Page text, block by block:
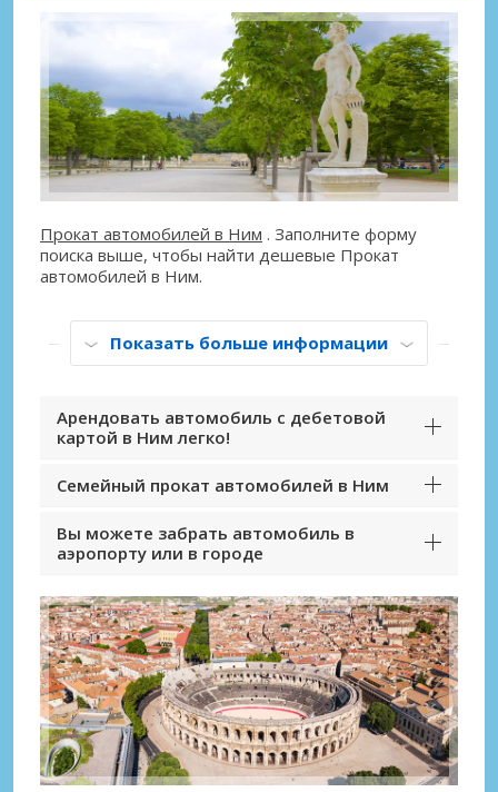
Прокат автомобилей в Ним . Заполните форму
поиска выше, чтобы найти дешевые Прокат
автомобилей в Ним.
Показать больше информации
Арендовать автомобиль с дебетовой
картой в Ним легко!
Семейный прокат автомобилей в Ним
Вы можете забрать автомобиль в
аэропорту или в городе